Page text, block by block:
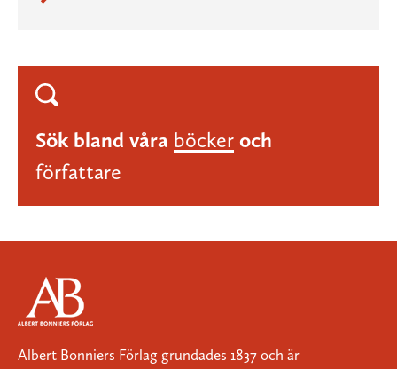
Sök bland våra böcker och
författare
Albert Bonniers Förlag grundades 1837 och är